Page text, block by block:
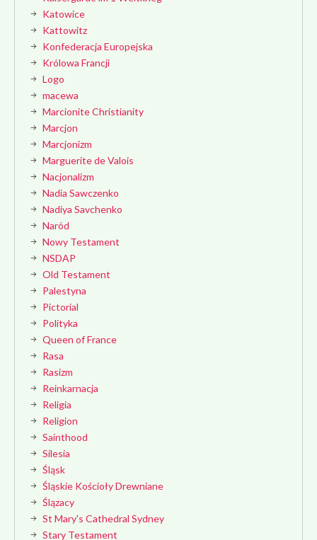
Katowice
Kattowitz
Konfederacja Europejska
Królowa Francji
Logo
macewa
Marcionite Christianity
Marcjon
Marcjonizm
Marguerite de Valois
Nacjonalizm
Nadia Sawczenko
Nadiya Savchenko
Naród
Nowy Testament
NSDAP
Old Testament
Palestyna
Pictorial
Polityka
Queen of France
Rasa
Rasizm
Reinkarnacja
Religia
Religion
Sainthood
Silesia
Śląsk
Śląskie Kościoły Drewniane
Ślązacy
St Mary's Cathedral Sydney
Stary Testament